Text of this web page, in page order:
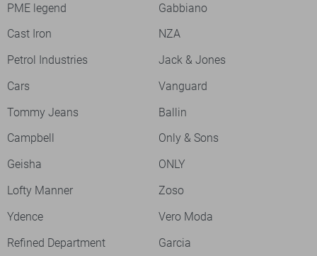
PME legend
Gabbiano
Cast Iron
NZA
Petrol Industries
Jack & Jones
Cars
Vanguard
Tommy Jeans
Ballin
Campbell
Only & Sons
Geisha
ONLY
Lofty Manner
Zoso
Ydence
Vero Moda
Refined Department
Garcia